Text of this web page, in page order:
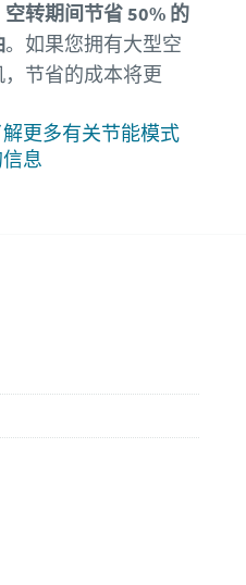
空转期间节省 50% 的
。如果您拥有大型空
，节省的成本将更
更多有关节能模式
息